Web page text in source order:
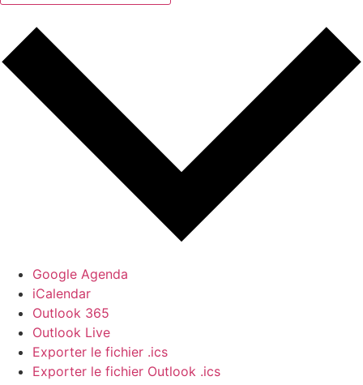
Google Agenda
iCalendar
Outlook 365
Outlook Live
Exporter le fichier .ics
Exporter le fichier Outlook .ics